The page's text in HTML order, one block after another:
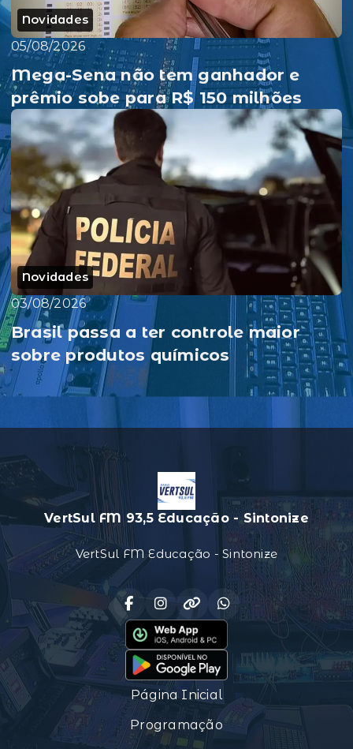
Novidades
05/08/2026
Mega-Sena não tem ganhador e
prêmio sobe para R$ 150 milhões
Novidades
03/08/2026
Brasil passa a ter controle maior
sobre produtos químicos
VertSul FM 93,5 Educação - Sintonize
VertSul FM Educação - Sintonize
Página Inicial
Programação